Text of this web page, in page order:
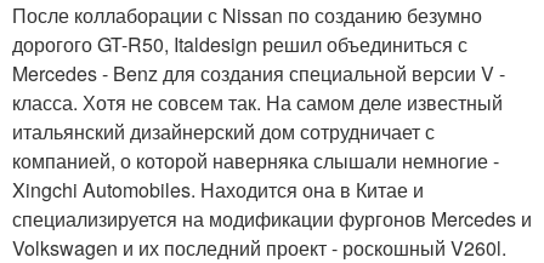
После коллаборации с Nissan по созданию безумно
дорогого GT-R50, Italdesign решил объединиться с
Mercedes - Benz для создания специальной версии V -
класса. Хотя не совсем так. На самом деле известный
итальянский дизайнерский дом сотрудничает с
компанией, о которой наверняка слышали немногие -
Xingchi Automobiles. Находится она в Китае и
специализируется на модификации фургонов Mercedes и
Volkswagen и их последний проект - роскошный V260l.